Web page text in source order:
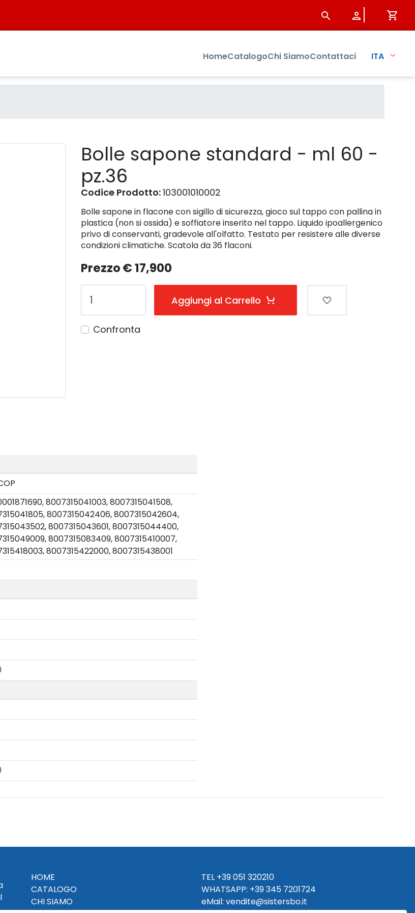
- Prodotto - Sistersbo
HomeCatalogoChi SiamoContattaci ITA
Bolle sapone standard - ml 60 -
pz.36
Codice Prodotto:103001010002
Bolle sapone in flacone con sigillo di sicurezza, gioco sul tappo con pallina in
plastica (non si ossida) e soffiatore inserito nel tappo. Liquido ipoallergenico
privo di conservanti, gradevole all'olfatto. Testato per resistere alle diverse
condizioni climatiche. Scatola da 36 flaconi.
Prezzo€ 17,900
Aggiungi al Carrello
Confronta
8007315041003, 8007315041508,
8007315042406, 8007315042604,
8007315043601, 8007315044400,
8007315083409, 8007315410007,
8007315422000, 8007315438001
HOME
CATALOGO
CHI SIAMO
TEL +39 051 320210
WHATSAPP: +39345 7201724
eMail: vendite@sistersbo.it